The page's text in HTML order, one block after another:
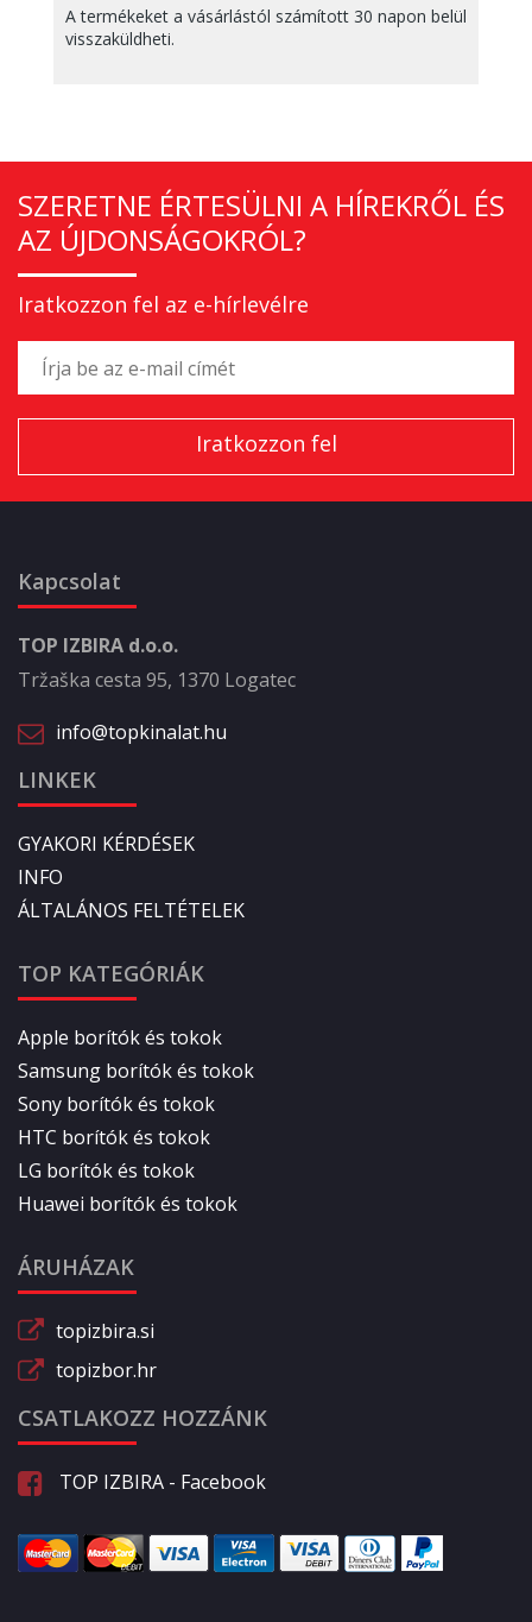
A termékeket a vásárlástól számított 30 napon belül
visszaküldheti.
SZERETNE ÉRTESÜLNI A HÍREKRŐL ÉS
AZ ÚJDONSÁGOKRÓL?
Iratkozzon fel az e-hírlevélre
Kapcsolat
TOP IZBIRA d.o.o.
Tržaška cesta 95, 1370 Logatec
info@topkinalat.hu
LINKEK
GYAKORI KÉRDÉSEK
INFO
ÁLTALÁNOS FELTÉTELEK
TOP KATEGÓRIÁK
Apple borítók és tokok
Samsung borítók és tokok
Sony borítók és tokok
HTC borítók és tokok
LG borítók és tokok
Huawei borítók és tokok
ÁRUHÁZAK
topizbira.si
topizbor.hr
CSATLAKOZZ HOZZÁNK
TOP IZBIRA - Facebook